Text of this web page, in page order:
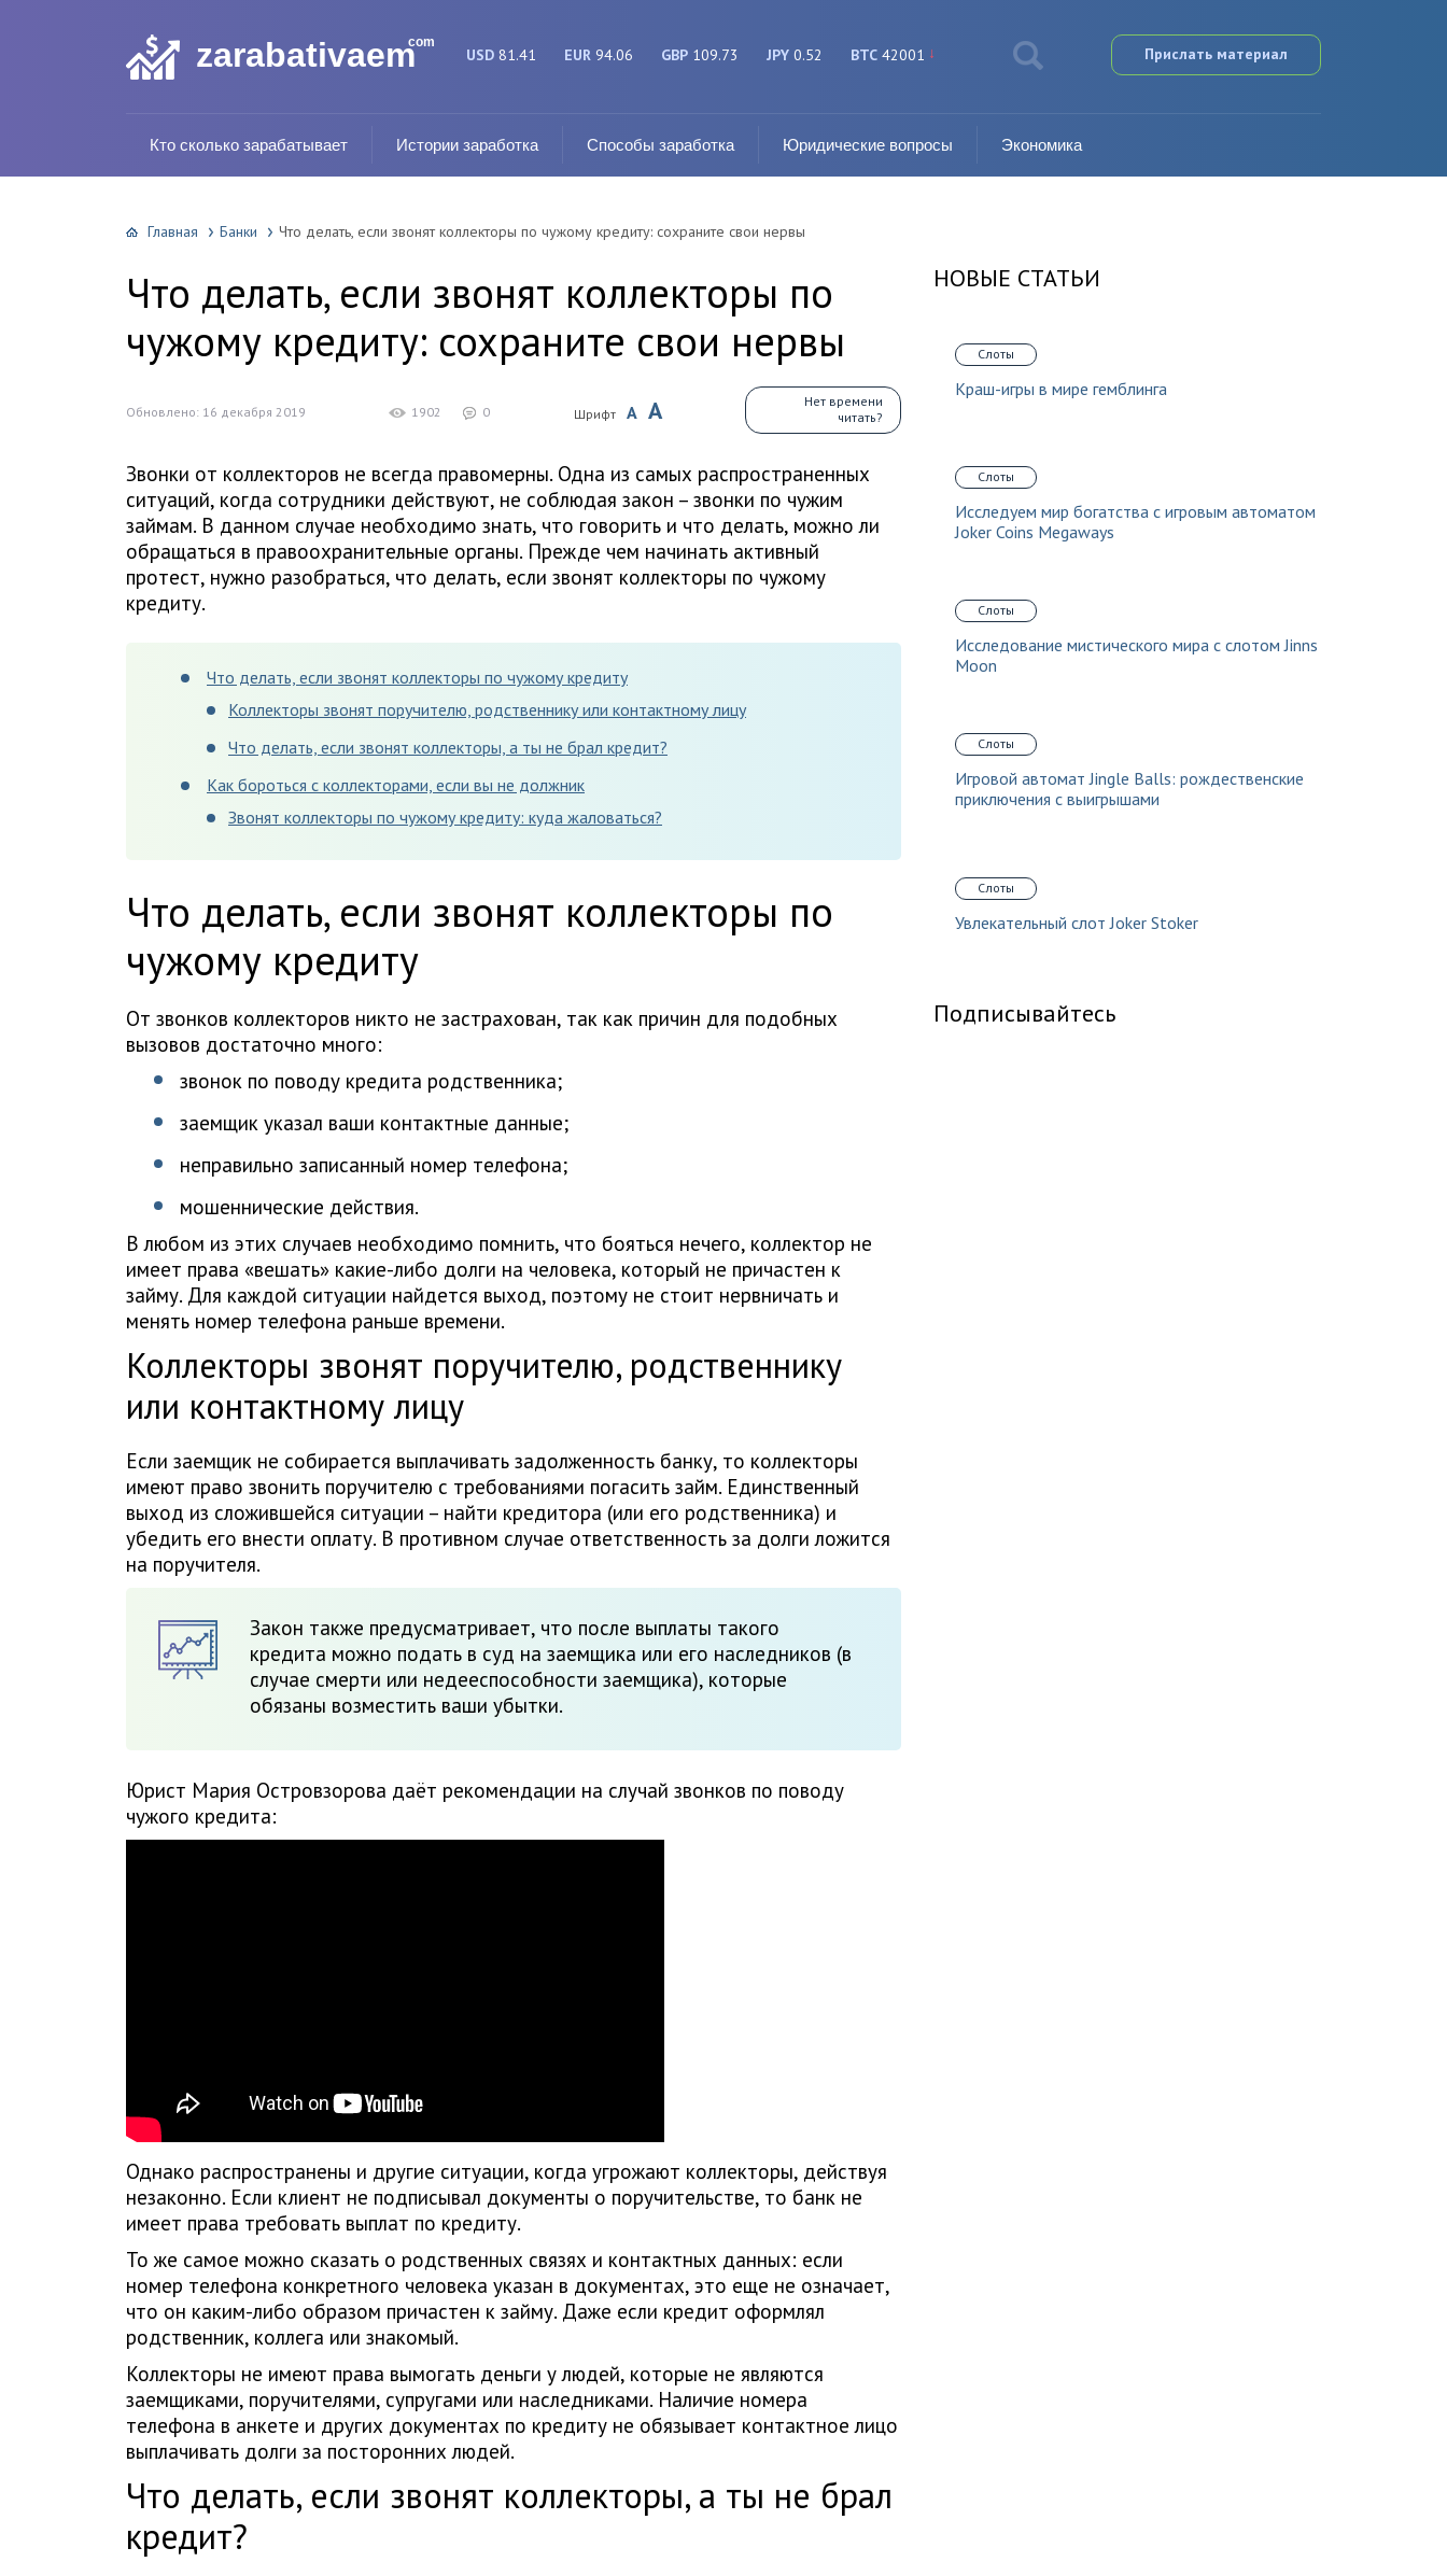
zarabativaemcom
USD 81.41 EUR 94.06 GBP 109.73 JPY 0.52 BTC 42001 Прислать материал
Кто сколько зарабатывает Истории заработка Способы заработка Юридические вопросы Экономика
Главная Банки Что делать, если звонят коллекторы по чужому кредиту: сохраните свои нервы
Что делать, если звонят коллекторы по
чужому кредиту: сохраните свои нервы
Обновлено: 16 декабря 2019 1902 0 Шрифт A A
Нет времени
читать?
Звонки от коллекторов не всегда правомерны. Одна из самых распространенных
ситуаций, когда сотрудники действуют, не соблюдая закон – звонки по чужим
займам. В данном случае необходимо знать, что говорить и что делать, можно ли
обращаться в правоохранительные органы. Прежде чем начинать активный
протест, нужно разобраться, что делать, если звонят коллекторы по чужому
кредиту.
Что делать, если звонят коллекторы по чужому кредиту
Коллекторы звонят поручителю, родственнику или контактному лицу
Что делать, если звонят коллекторы, а ты не брал кредит?
Как бороться с коллекторами, если вы не должник
Звонят коллекторы по чужому кредиту: куда жаловаться?
Что делать, если звонят коллекторы по
чужому кредиту
От звонков коллекторов никто не застрахован, так как причин для подобных
вызовов достаточно много:
звонок по поводу кредита родственника;
заемщик указал ваши контактные данные;
неправильно записанный номер телефона;
мошеннические действия.
В любом из этих случаев необходимо помнить, что бояться нечего, коллектор не
имеет права «вешать» какие-либо долги на человека, который не причастен к
займу. Для каждой ситуации найдется выход, поэтому не стоит нервничать и
менять номер телефона раньше времени.
Коллекторы звонят поручителю, родственнику
или контактному лицу
Если заемщик не собирается выплачивать задолженность банку, то коллекторы
имеют право звонить поручителю с требованиями погасить займ. Единственный
выход из сложившейся ситуации – найти кредитора (или его родственника) и
убедить его внести оплату. В противном случае ответственность за долги ложится
на поручителя.
Закон также предусматривает, что после выплаты такого
кредита можно подать в суд на заемщика или его наследников (в
случае смерти или недееспособности заемщика), которые
обязаны возместить ваши убытки.
Юрист Мария Островзорова даёт рекомендации на случай звонков по поводу
чужого кредита:
Однако распространены и другие ситуации, когда угрожают коллекторы, действуя
незаконно. Если клиент не подписывал документы о поручительстве, то банк не
имеет права требовать выплат по кредиту.
То же самое можно сказать о родственных связях и контактных данных: если
номер телефона конкретного человека указан в документах, это еще не означает,
что он каким-либо образом причастен к займу. Даже если кредит оформлял
родственник, коллега или знакомый.
Коллекторы не имеют права вымогать деньги у людей, которые не являются
заемщиками, поручителями, супругами или наследниками. Наличие номера
телефона в анкете и других документах по кредиту не обязывает контактное лицо
выплачивать долги за посторонних людей.
Что делать, если звонят коллекторы, а ты не брал
кредит?
НОВЫЕ СТАТЬИ
Слоты
Краш-игры в мире гемблинга
Слоты
Исследуем мир богатства с игровым автоматом
Joker Coins Megaways
Слоты
Исследование мистического мира с слотом Jinns
Moon
Слоты
Игровой автомат Jingle Balls: рождественские
приключения с выигрышами
Слоты
Увлекательный слот Joker Stoker
Подписывайтесь